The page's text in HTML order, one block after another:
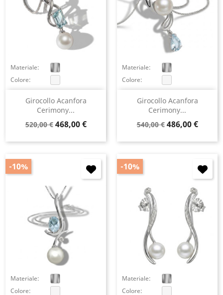
Girocollo Acanfora
Cerimony...
Prezzo
520,00 € Prezzo
468,00 €
Materiale:
Colore:
Girocollo Acanfora
Cerimony...
Prezzo
540,00 € Prezzo
486,00 €
Materiale:
Colore:
Materiale:
Colore:
-10%
Materiale:
Colore:
-10%